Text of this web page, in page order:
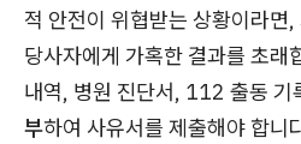
적 안전이 위협받는 상황이라면
당사자에게 가혹한 결과를 초래
내역, 병원 진단서, 112 출동 기
부하여 사유서를 제출해야 합니